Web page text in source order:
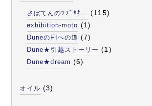
さぼてんのﾂﾌﾞﾔｷ… (115)
exhibition-moto (1)
DuneのFIへの道 (7)
Dune★引越ストーリー (1)
Dune★dream (6)
オイル (3)